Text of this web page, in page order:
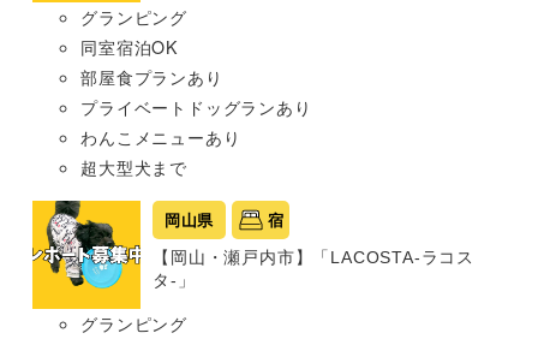
グランピング
同室宿泊OK
部屋食プランあり
プライベートドッグランあり
わんこメニューあり
超大型犬まで
岡山県 宿
【岡山・瀬戸内市】「LACOSTA-ラコス
タ-」
グランピング